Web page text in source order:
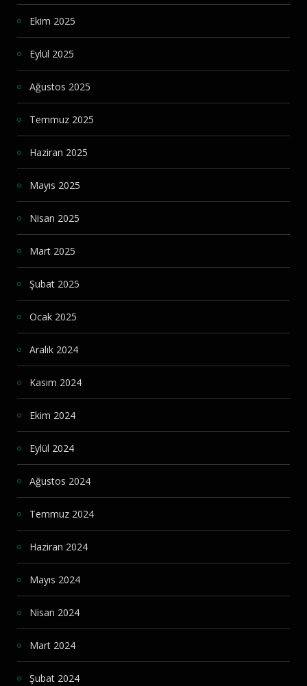
Ekim 2025
Eylül 2025
Ağustos 2025
Temmuz 2025
Haziran 2025
Mayıs 2025
Nisan 2025
Mart 2025
Şubat 2025
Ocak 2025
Aralık 2024
Kasım 2024
Ekim 2024
Eylül 2024
Ağustos 2024
Temmuz 2024
Haziran 2024
Mayıs 2024
Nisan 2024
Mart 2024
Şubat 2024